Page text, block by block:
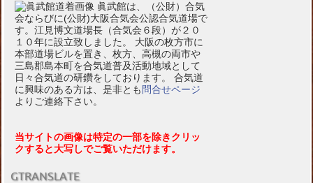
眞武館は、（公財）合気
会ならびに(公財)大阪合気会公認合気道場で
す。江見博文道場長（合気会６段）が２０
１０年に設立致しました。 大阪の枚方市に
本部道場ビルを置き、枚方、高槻の両市や
三島郡島本町を合気道普及活動地域として
日々合気道の研鑽をしております。 合気道
に興味のある方は、是非とも 問合せページ
よりご連絡下さい。
当サイトの画像は特定の一部を除きクリッ
クすると大写しでご覧いただけます。
GTRANSLATE